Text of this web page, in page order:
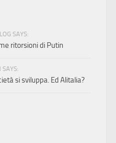
SAYS:
ritorsioni di Putin
si sviluppa. Ed Alitalia?